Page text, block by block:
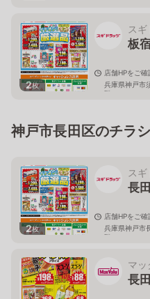
2枚
スギ
板
店舗HPをご
兵庫県神戸市
階
神戸市長田区のチラ
2枚
スギ
長
店舗HPをご
兵庫県神戸市
階
マッ
長